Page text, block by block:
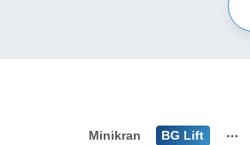
Minikran BG Lift